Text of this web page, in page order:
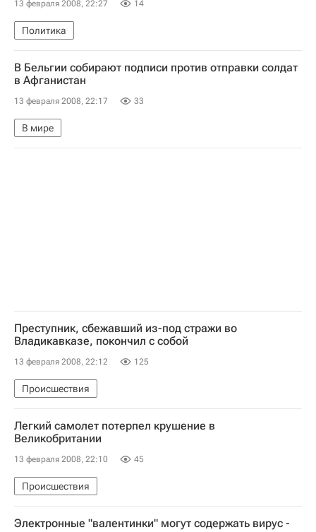
13 февраля 2008, 22:27 14
Политика
В Бельгии собирают подписи против отправки солдат
в Афганистан
13 февраля 2008, 22:17 33
В мире
Преступник, сбежавший из-под стражи во
Владикавказе, покончил с собой
13 февраля 2008, 22:12 125
Происшествия
Легкий самолет потерпел крушение в
Великобритании
13 февраля 2008, 22:10 45
Происшествия
Электронные "валентинки" могут содержать вирус -